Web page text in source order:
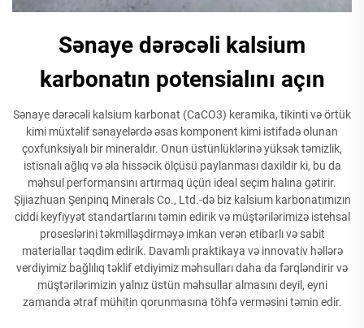
Sənaye dərəcəli kalsium
karbonatın potensialını açın
Sənaye dərəcəli kalsium karbonat (CaCO3) keramika, tikinti və örtük
kimi müxtəlif sənayelərdə əsas komponent kimi istifadə olunan
çoxfunksiyalı bir mineraldır. Onun üstünlüklərinə yüksək təmizlik,
istisnalı ağlıq və əla hissəcik ölçüsü paylanması daxildir ki, bu da
məhsul performansını artırmaq üçün ideal seçim halına gətirir.
Şijiazhuan Şenpinq Minerals Co., Ltd.-də biz kalsium karbonatımızın
ciddi keyfiyyət standartlarını təmin edirik və müştərilərimizə istehsal
proseslərini təkmilləşdirməyə imkan verən etibarlı və sabit
materiallar təqdim edirik. Davamlı praktikaya və innovativ həllərə
verdiyimiz bağlılıq təklif etdiyimiz məhsulları daha da fərqləndirir və
müştərilərimizin yalnız üstün məhsullar almasını deyil, eyni
zamanda ətraf mühitin qorunmasına töhfə verməsini təmin edir.